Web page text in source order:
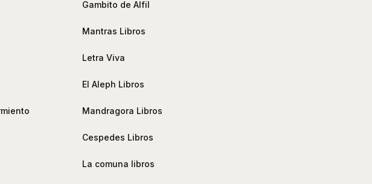
Gambito de Alfil
Mantras Libros
Letra Viva
El Aleph Libros
Mandragora Libros
Cespedes Libros
La comuna libros